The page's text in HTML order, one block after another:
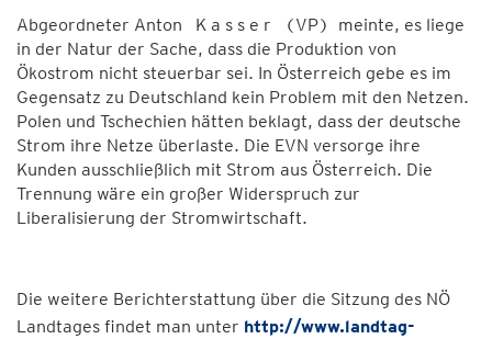
Abgeordneter Anton K a s s e r (VP) meinte, es liege
in der Natur der Sache, dass die Produktion von
Ökostrom nicht steuerbar sei. In Österreich gebe es im
Gegensatz zu Deutschland kein Problem mit den Netzen.
Polen und Tschechien hätten beklagt, dass der deutsche
Strom ihre Netze überlaste. Die EVN versorge ihre
Kunden ausschließlich mit Strom aus Österreich. Die
Trennung wäre ein großer Widerspruch zur
Liberalisierung der Stromwirtschaft.
Die weitere Berichterstattung über die Sitzung des NÖ
Landtages findet man unter http://www.landtag-